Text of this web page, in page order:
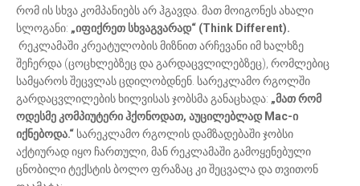
რომ ის სხვა კომპანიებს არ ჰგავდა. მათ მოიგონეს ახალი
სლოგანი: „იფიქრეთ სხვაგვარად“ (Think Different).
რეკლამაში კრეატულობის მიზნით არჩევანი იმ ხალხზე
შეჩერდა (ცოცხლებზეც და გარდაცვლილებზეც), რომლებიც
სამყაროს შეცვლას ცდილობდნენ. სარეკლამო რგოლში
გარდაცვლილების ხილვისას ჯობსმა განაცხადა: „მათ რომ
ოდესმე კომპიუტერი ჰქონოდათ, აუცილებლად Mac-ი
იქნებოდა.“ სარეკლამო რგოლის დამზადებაში ჯობსი
აქტიურად იყო ჩართული, მან რეკლამაში გამოყენებული
ცნობილი ტექსტის ბოლო ფრაზაც კი შეცვალა და თვითონ